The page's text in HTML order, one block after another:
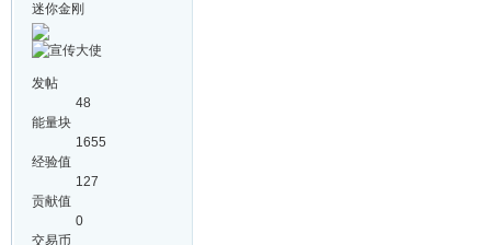
迷你金刚
发帖
48
能量块
1655
经验值
127
贡献值
0
交易币